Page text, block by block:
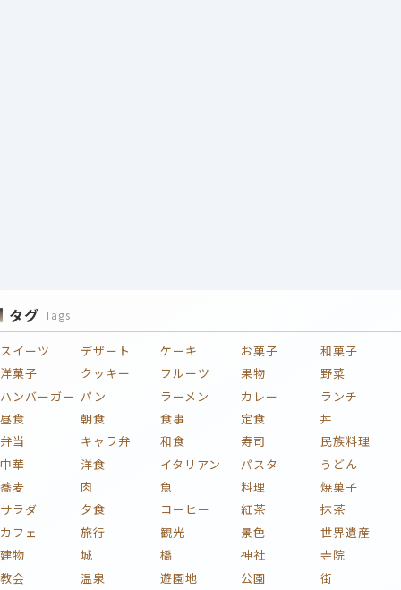
タグ Tags
スイーツ デザート ケーキ お菓子
和菓子
洋菓子
クッキー フルーツ 果物
野菜
ハンバーガー パン ラーメン カレー
ランチ
昼食
朝食 食事 定食
丼
弁当
キャラ弁 和食 寿司
民族料理
中華
洋食 イタリアン パスタ
うどん
蕎麦
肉 魚 料理
焼菓子
サラダ
夕食 コーヒー 紅茶
抹茶
カフェ
旅行 観光 景色
世界遺産
建物
城 橋 神社
寺院
教会
温泉 遊園地 公園
街